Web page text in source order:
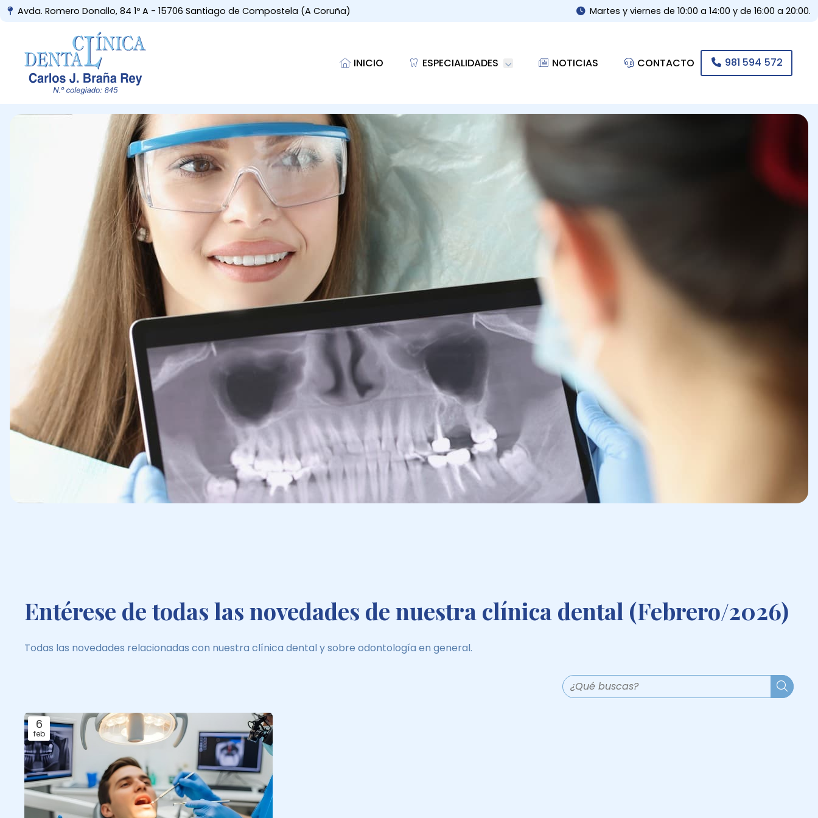
Avda. Romero Donallo, 84 1º A - 15706 Santiago de Compostela (A Coruña) Martes y viernes de 10:00 a 14:00 y de 16:00 a 20:00.
INICIO ESPECIALIDADES NOTICIAS CONTACTO 981 594 572
Entérese de todas las novedades de nuestra clínica dental (Febrero/2026)
Todas las novedades relacionadas con nuestra clínica dental y sobre odontología en general.
6
feb